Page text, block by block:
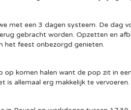
met een 3 dagen systeem. De dag
gebracht worden. Opzetten en
het feest onbezorgd genieten.
komen halen want de pop zit in
is allemaal erg makkelijk te vervoeren.